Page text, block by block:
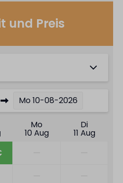
und Preis
Mo 10-08-2026
Mo
10 Aug
Di
11 Aug